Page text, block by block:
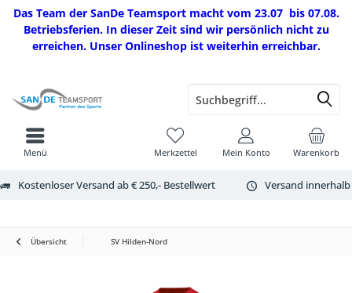
Das Team der SanDe Teamsport macht vom 23.07 bis 07.08.
Betriebsferien. In dieser Zeit sind wir persönlich nicht zu
erreichen. Unser Onlineshop ist weiterhin erreichbar.
Kostenloser Versand ab € 250,- Bestellwert Versand
Warenkorb
Merkzettel Mein Konto
Menü
Übersicht SV Hilden-Nord